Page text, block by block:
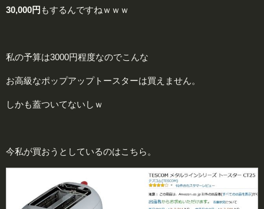
30,000円 もするんですねｗｗｗ
私の予算は3000円程度なのでこんな
お高級なポップアップトースターは買えません。
しかも蓋ついてないしｗ
今私が買おうとしているのはこちら。